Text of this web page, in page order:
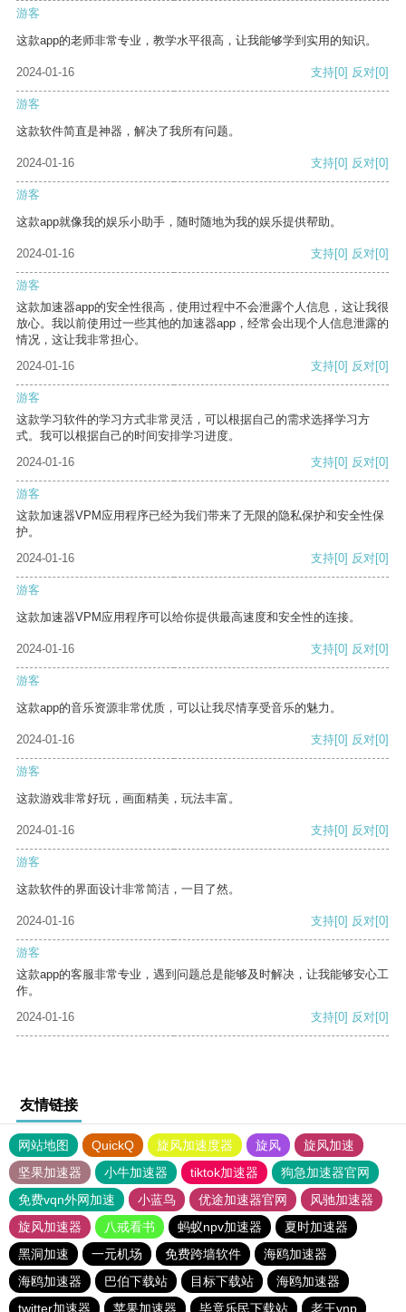
游客
这款app的老师非常专业，教学水平很高，让我能够学到实用的知识。
2024-01-16 支持[0] 反对[0]
游客
这款软件简直是神器，解决了我所有问题。
2024-01-16 支持[0] 反对[0]
游客
这款app就像我的娱乐小助手，随时随地为我的娱乐提供帮助。
2024-01-16 支持[0] 反对[0]
游客
这款加速器app的安全性很高，使用过程中不会泄露个人信息，这让我很
放心。我以前使用过一些其他的加速器app，经常会出现个人信息泄露的
情况，这让我非常担心。
2024-01-16
支持[0] 反对[0]
游客
这款学习软件的学习方式非常灵活，可以根据自己的需求选择学习方
式。我可以根据自己的时间安排学习进度。
2024-01-16
支持[0] 反对[0]
游客
这款加速器VPM应用程序已经为我们带来了无限的隐私保护和安全性保
护。
2024-01-16
支持[0] 反对[0]
游客
这款加速器VPM应用程序可以给你提供最高速度和安全性的连接。
2024-01-16 支持[0] 反对[0]
游客
这款app的音乐资源非常优质，可以让我尽情享受音乐的魅力。
2024-01-16 支持[0] 反对[0]
游客
这款游戏非常好玩，画面精美，玩法丰富。
2024-01-16 支持[0] 反对[0]
游客
这款软件的界面设计非常简洁，一目了然。
2024-01-16 支持[0] 反对[0]
游客
这款app的客服非常专业，遇到问题总是能够及时解决，让我能够安心工
作。
2024-01-16
支持[0] 反对[0]
友情链接
网站地图 QuickQ 旋风加速度器 旋风
旋风加速
坚果加速器
小牛加速器 tiktok加速器
狗急加速器官网
免费vqn外网加速
小蓝鸟 优途加速器官网
风驰加速器
旋风加速器
八戒看书 蚂蚁npv加速器
夏时加速器
黑洞加速
一元机场 免费跨墙软件
海鸥加速器
海鸥加速器
巴伯下载站 目标下载站
海鸥加速器
twitter加速器
苹果加速器 毕竟乐民下载站 老王vnp